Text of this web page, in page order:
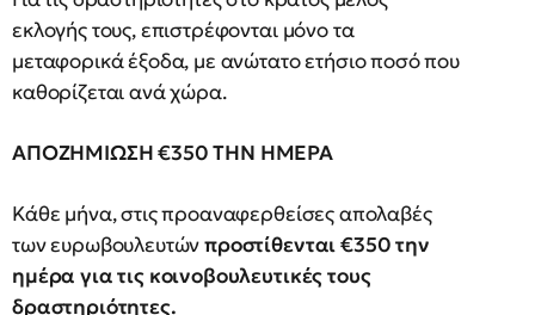
εκλογής τους, επιστρέφονται μόνο τα
μεταφορικά έξοδα, με ανώτατο ετήσιο ποσό που
καθορίζεται ανά χώρα.
ΑΠΟΖΗΜΙΩΣΗ €350 ΤΗΝ ΗΜΕΡΑ
Κάθε μήνα, στις προαναφερθείσες απολαβές
των ευρωβουλευτώνπροστίθενται €350 την
ημέρα για τις κοινοβουλευτικές τους
δραστηριότητες.